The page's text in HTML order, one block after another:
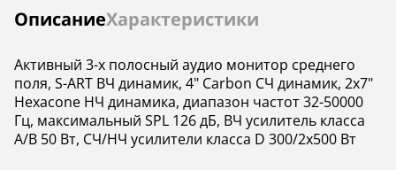
Корпус —
алюминий
Цвет
—
белый
ОписаниеХарактеристики
Инструкции
Активный 3-х полосный аудио монитор среднего
поля, S-ART ВЧ динамик, 4" Carbon СЧ динамик, 2х7"
Hexacone НЧ динамика, диапазон частот 32-50000
Гц, максимальный SPL 126 дБ, ВЧ усилитель класса
A/B 50 Вт, СЧ/НЧ усилители класса D 300/2х500 Вт